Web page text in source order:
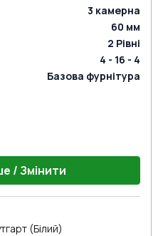
3 камерна
60 мм
2 Рівні
4 - 16 - 4
Базова фурнітура
/ Змінити
(Білий)